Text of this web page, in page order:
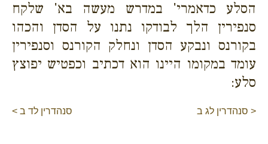
הסלע כדאמרי' במדרש מעשה בא' שלקח
סנפירין הלך לבודקו נתנו על הסדן והכהו
בקורנס ונבקע הסדן ונחלק הקורנס וסנפירין
עומד במקומו היינו הוא דכתיב וכפטיש יפוצץ
סלע:
< סנהדרין לג ב סנהדרין לד ב >